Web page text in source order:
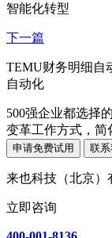
智能化转型
下一篇
TEMU财务明细自
自动化
500强企业都选择
变革工作方式，简
申请免费试用 联
来也科技（北京）
立即咨询